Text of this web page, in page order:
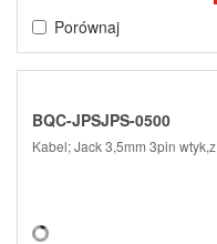
Porównaj
BQC-JPSJPS-0500
Kabel; Jack 3,5mm 3pin